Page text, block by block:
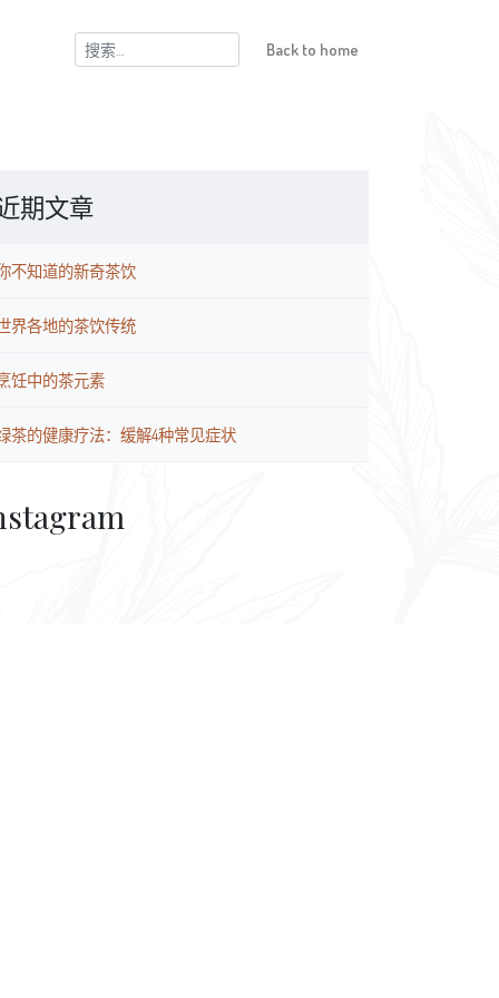
搜
索：
Back to home
期文章
不知道的新奇茶饮
界各地的茶饮传统
饪中的茶元素
茶的健康疗法：缓解4种常见症状